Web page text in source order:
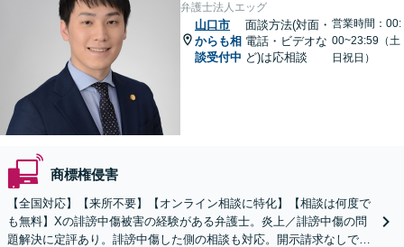
弁護士法人エッグ
山口市
からも相
談受付中
面談方法(対面・
電話・ビデオな
ど)は応相談
営業時間：00:
00~23:59（土
日祝日）
商標権侵害
【全国対応】【来所不要】【オンライン相談に特化】【相談は何度で
も無料】Xの誹謗中傷被害の経験がある弁護士。炎上／誹謗中傷の問
題解決に定評あり。誹謗中傷した側の相談も対応。開示請求なしで本